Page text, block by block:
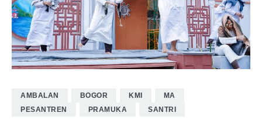
AMBALAN BOGOR KMI
MA
PESANTREN
PRAMUKA SANTRI